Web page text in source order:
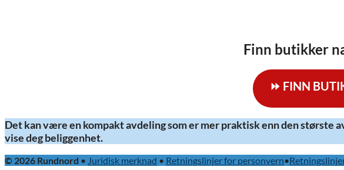
Finn butikker
⏩ FINN
Det kan være en kompakt avdeling som er mer praktisk enn den største
vise deg beliggenhet.
© 2026 Rundnord • Juridisk merknad • Retningslinjer for personvern•